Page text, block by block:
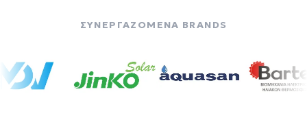
ΣΥΝΕΡΓΑΖΟΜΕΝΑ BRANDS